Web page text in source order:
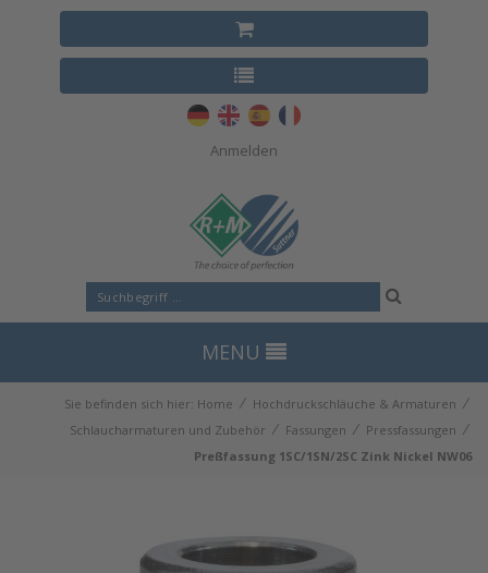
Anmelden
MENU
Sie befinden sich hier: Home ⁄ Hochdruckschläuche & Armaturen ⁄
Schlaucharmaturen und Zubehör ⁄ Fassungen ⁄ Pressfassungen ⁄
Preßfassung 1SC/1SN/2SC Zink Nickel NW06